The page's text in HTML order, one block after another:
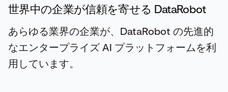
世界中の企業が信頼を寄せる DataRobot
あらゆる業界の企業が、DataRobot の先進的
なエンタープライズ AI プラットフォームを利
用しています。